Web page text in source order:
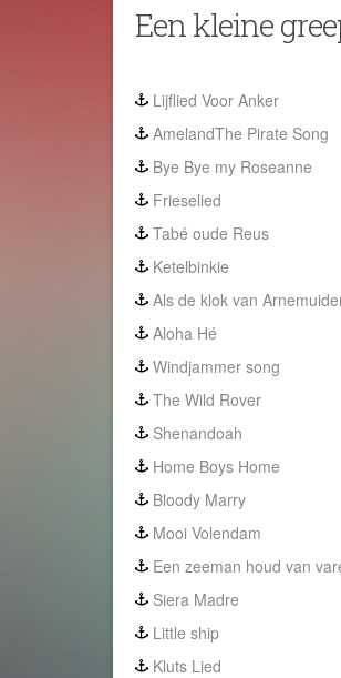
Een kleine
Lijflied Voor Anker
AmelandThe Pirate Song
Bye Bye my Roseanne
Frieselied
Tabé oude Reus
Ketelbinkie
Als de klok van
Aloha Hé
Windjammer song
The Wild Rover
Shenandoah
Home Boys Home
Bloody Marry
Mooi Volendam
Een zeeman houd van
Siera Madre
Little ship
Kluts Lied